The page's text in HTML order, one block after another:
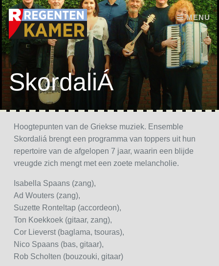
MENU
Skip to content
SkordaliÁ
Hoogtepunten van de Griekse muziek. Ensemble
Skordaliá brengt een programma van toppers uit hun
repertoire van de afgelopen 7 jaar, waarin een blijde
vreugde zich mengt met een zoete melancholie.
Isabella Spaans (zang),
Ad Wouters (zang),
Suzette Ronteltap (accordeon),
Ton Koekkoek (gitaar, zang),
Cor Lieverst (baglama, tsouras),
Nico Spaans (bas, gitaar),
Rob Scholten (bouzouki, gitaar)